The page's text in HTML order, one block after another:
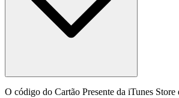
O código do Cartão Presente da iTunes Store